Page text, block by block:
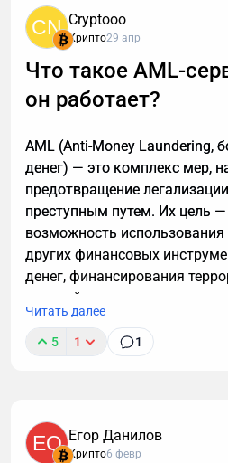
Транскрибация преобразует
позволяя находить любые
буквально за секунды.
работы этой технологии,
также — как настроить
технике.
CN Cryptooo
Крипто29 апр
Что такое AML-
он работает?
AML (Anti-Money Laundering,
денег) — это комплекс мер,
предотвращение
преступным путем. Их цель
возможность
других финансовых
денег, финансирования
санкций.
Читать далее
5 1 1
EQ Егор Данилов
Крипто6 февр